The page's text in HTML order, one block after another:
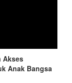
Akses
Anak Bangsa